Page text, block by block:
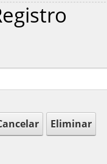
Eliminar